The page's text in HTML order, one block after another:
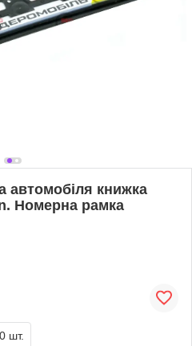
автомобіля книжка
Номерна рамка
шт.